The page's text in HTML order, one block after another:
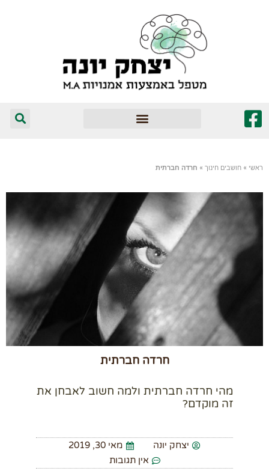
ראשי » חושבים חינוך » חרדה חברתית
חרדה חברתית
מהי חרדה חברתית ולמה חשוב לאבחן את
זה מוקדם?
יצחק יונה
מאי 30, 2019
אין תגובות